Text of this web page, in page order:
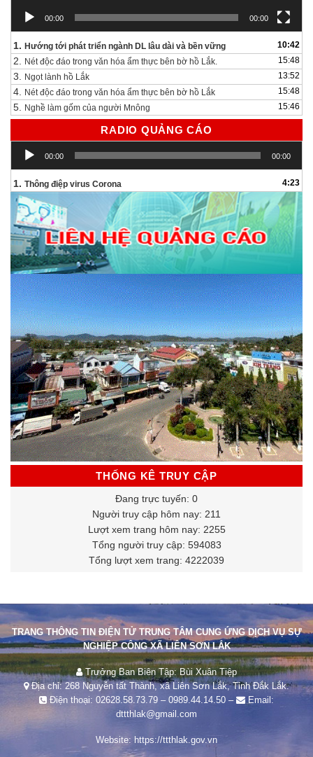
00:00 00:00
1. Hướng tới phát triển ngành DL lâu dài và bền vững 10:42
2. Nét độc đáo trong văn hóa ẩm thực bên bờ hồ Lắk. 15:48
3. Ngọt lành hồ Lắk 13:52
4. Nét độc đáo trong văn hóa ẩm thực bên bờ hồ Lắk 15:48
5. Nghề làm gốm của người Mnông 15:46
RADIO QUẢNG CÁO
Trình
chơi
00:00 00:00
1. Thông điệp virus Corona 4:23
THỐNG KÊ TRUY CẬP
Đang trực tuyến: 0
Người truy cập hôm nay: 211
Lượt xem trang hôm nay: 2255
Tổng người truy cập: 594083
Tổng lượt xem trang: 4222039
TRANG THÔNG TIN ĐIỆN TỬ TRUNG TÂM CUNG ỨNG DỊCH VỤ SỰ
NGHIỆP CÔNG XÃ LIÊN SƠN LẮK
Trưởng Ban Biên Tập: Bùi Xuân Tiệp
Địa chỉ: 268 Nguyễn tất Thành, xã Liên Sơn Lắk, Tỉnh Đắk Lắk.
Điện thoại: 02628.58.73.79 – 0989.44.14.50 –
Email:
dttthlak@gmail.com
Website: https://ttthlak.gov.vn